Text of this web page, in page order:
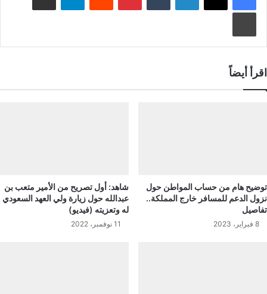
اقرأ أيضاً
توضيح هام من حساب المواطن حول
نزول الدعم للمسافر خارج المملكة..
تفاصيل
8 فبراير، 2023
شاهد: أول تصريح من الأمير متعب بن
عبدالله حول زيارة ولي العهد السعودي
له وتعزيته (فيديو)
11 نوفمبر، 2022